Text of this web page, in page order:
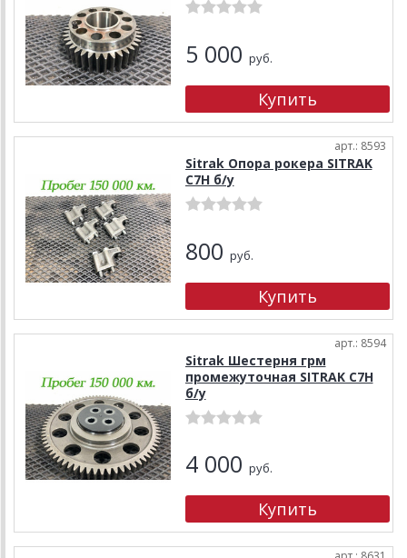
5 000 руб.
арт.: 8593
Sitrak Опора рокера SITRAK
C7H б/у
800 руб.
арт.: 8594
Sitrak Шестерня грм
промежуточная SITRAK C7H
б/у
4 000 руб.